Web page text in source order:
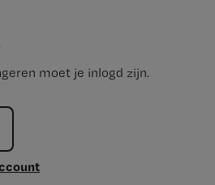
moet je inlogd zijn.